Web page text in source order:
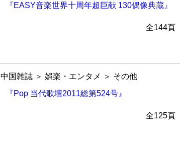
『EASY音楽世界十周年超巨献 130偶像典蔵』
全144頁
中国雑誌 ＞ 娯楽・エンタメ ＞ その他
『Pop 当代歌壇2011総第524号』
全125頁